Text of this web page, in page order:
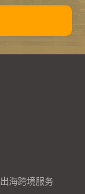
出海跨境服务